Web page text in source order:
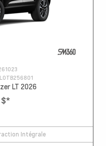
LT 2026
*
Intégrale